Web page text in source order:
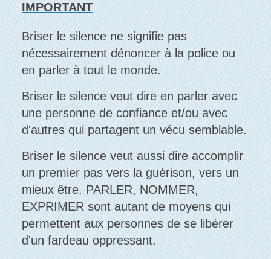
IMPORTANT
Briser le silence ne signifie pas
nécessairement dénoncer à la police ou
en parler à tout le monde.
Briser le silence veut dire en parler avec
une personne de confiance et/ou avec
d'autres qui partagent un vécu semblable.
Briser le silence veut aussi dire accomplir
un premier pas vers la guérison, vers un
mieux être. PARLER, NOMMER,
EXPRIMER sont autant de moyens qui
permettent aux personnes de se libérer
d'un fardeau oppressant.